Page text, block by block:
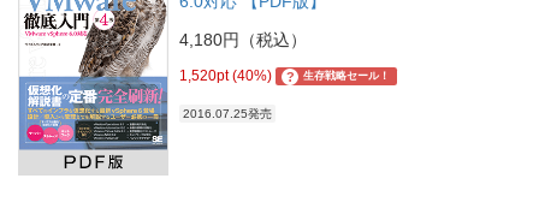
4,180円（税込）
1,520pt (40%) ? 生存戦略セール！
2016.07.25発売